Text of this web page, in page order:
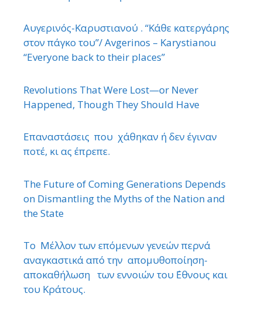
Αυγερινός-Καρυστιανού . “Κάθε κατεργάρης
στον πάγκο του”/ Avgerinos – Karystianou
“Εveryone back to their places”
Revolutions That Were Lost—or Never
Happened, Though They Should Have
Επαναστάσεις που χάθηκαν ή δεν έγιναν
ποτέ, κι ας έπρεπε.
The Future of Coming Generations Depends
on Dismantling the Myths of the Nation and
the State
Το Μέλλον των επόμενων γενεών περνά
αναγκαστικά από την απομυθοποίηση-
αποκαθήλωση των εννοιών του ΄Εθνους και
του Κράτους.